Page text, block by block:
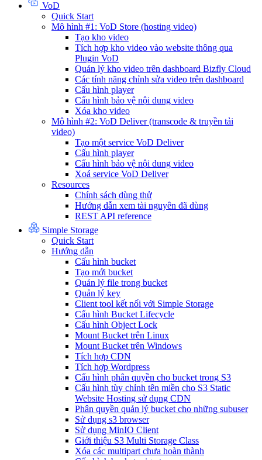
VoD
Quick Start
Mô hình #1: VoD Store (hosting video)
Tạo kho video
Tích hợp kho video vào website thông qua
Plugin VoD
Quản lý kho video trên dashboard Bizfly Cloud
Các tính năng chỉnh sửa video trên dashboard
Cấu hình player
Cấu hình bảo vệ nội dung video
Xóa kho video
Mô hình #2: VoD Deliver (transcode & truyền tải
video)
Tạo một service VoD Deliver
Cấu hình player
Cấu hình bảo vệ nội dung video
Xoá service VoD Deliver
Resources
Chính sách dùng thử
Hướng dẫn xem tài nguyên đã dùng
REST API reference
Simple Storage
Quick Start
Hướng dẫn
Cấu hình bucket
Tạo mới bucket
Quản lý file trong bucket
Quản lý key
Client tool kết nối với Simple Storage
Cấu hình Bucket Lifecycle
Cấu hình Object Lock
Mount Bucket trên Linux
Mount Bucket trên Windows
Tích hợp CDN
Tích hợp Wordpress
Cấu hình phân quyền cho bucket trong S3
Cấu hình tùy chỉnh tên miền cho S3 Static
Website Hosting sử dụng CDN
Phân quyền quản lý bucket cho những subuser
Sử dụng s3 browser
Sử dụng MinIO Client
Giới thiệu S3 Multi Storage Class
Xóa các multipart chưa hoàn thành